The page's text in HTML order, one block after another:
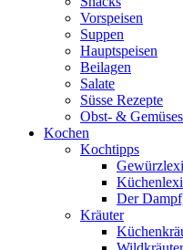
Vorspeisen
Suppen
Hauptspeisen
Beilagen
Salate
Süsse Rezepte
Obst- &
Kochen
Kochtipps
Der
Kräuter